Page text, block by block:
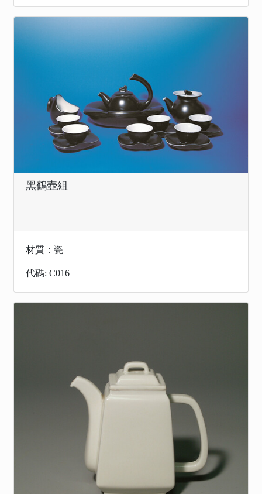
黑鶴壺組
材質：瓷
代碼: C016